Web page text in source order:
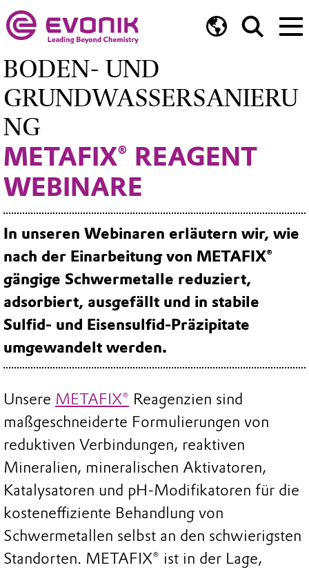
BODEN- UND
GRUNDWASSERSANIERU
NG
METAFIX® REAGENT
WEBINARE
In unseren Webinaren erläutern wir, wie
nach der Einarbeitung von METAFIX®
gängige Schwermetalle reduziert,
adsorbiert, ausgefällt und in stabile
Sulfid- und Eisensulfid-Präzipitate
umgewandelt werden.
Unsere METAFIX® Reagenzien sind
maßgeschneiderte Formulierungen von
reduktiven Verbindungen, reaktiven
Mineralien, mineralischen Aktivatoren,
Katalysatoren und pH-Modifikatoren für die
kosteneffiziente Behandlung von
Schwermetallen selbst an den schwierigsten
Standorten. METAFIX® ist in der Lage,